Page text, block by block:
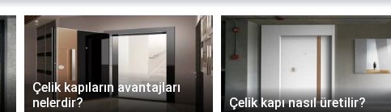
Çelik kapıların avantajları
nelerdir?
Çelik kapı nasıl üretilir?